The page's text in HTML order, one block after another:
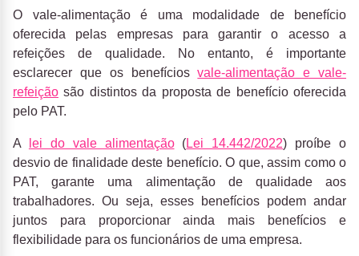
O vale-alimentação é uma modalidade de benefício
oferecida pelas empresas para garantir o acesso a
refeições de qualidade. No entanto, é importante
esclarecer que os benefíciosvale-alimentação e vale-
refeição são distintos da proposta de benefício oferecida
pelo PAT.
A lei do vale alimentação(Lei 14.442/2022) proíbe o
desvio de finalidade deste benefício. O que, assim como o
PAT, garante uma alimentação de qualidade aos
trabalhadores. Ou seja, esses benefícios podem andar
juntos para proporcionar ainda mais benefícios e
flexibilidade para os funcionários de uma empresa.